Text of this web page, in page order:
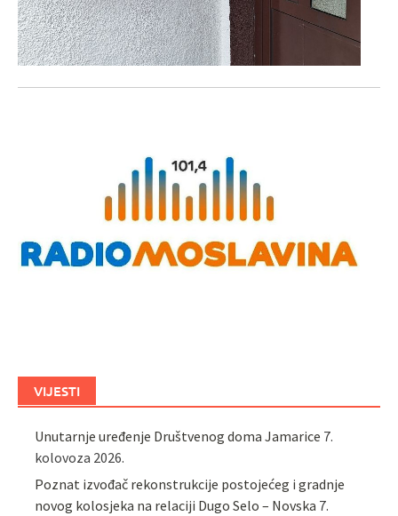
VIJESTI
Unutarnje uređenje Društvenog doma Jamarice 7.
kolovoza 2026.
Poznat izvođač rekonstrukcije postojećeg i gradnje
novog kolosjeka na relaciji Dugo Selo – Novska 7.